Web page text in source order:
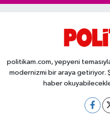
politikam.com, yepyeni
modernizmi bir araya getiriyor.
haber